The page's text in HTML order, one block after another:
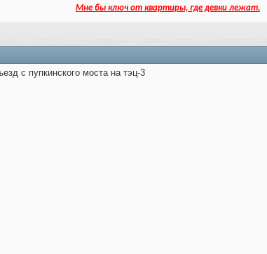
Мне бы ключ от квартиры, где девки лежат.
с пупкинского моста на тэц-3